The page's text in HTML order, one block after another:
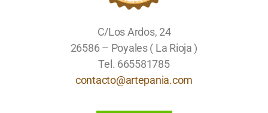
C/Los Ardos, 24
26586 – Poyales ( La Rioja )
Tel. 665581785
contacto@artepania.com